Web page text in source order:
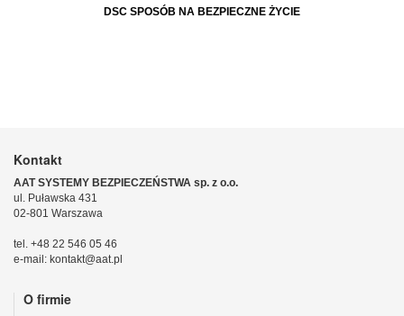
DSC SPOSÓB NA BEZPIECZNE ŻYCIE
Kontakt
AAT SYSTEMY BEZPIECZEŃSTWA sp. z o.o.
ul. Puławska 431
02-801 Warszawa
tel. +48 22 546 05 46
e-mail: kontakt@aat.pl
O firmie